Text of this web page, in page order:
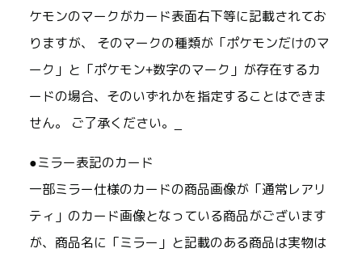
ケモンのマークがカード表面右下等に記載されてお
りますが、 そのマークの種類が「ポケモンだけのマ
ーク」と「ポケモン+数字のマーク」が存在するカ
ードの場合、そのいずれかを指定することはできま
せん。 ご了承ください。_
●ミラー表記のカード
一部ミラー仕様のカードの商品画像が「通常レアリ
ティ」のカード画像となっている商品がございます
が、商品名に「ミラー」と記載のある商品は実物は